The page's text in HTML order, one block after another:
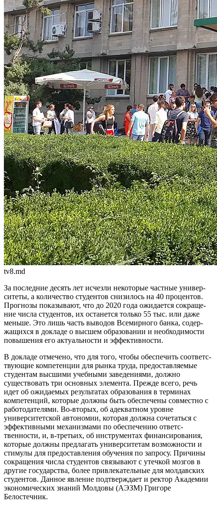
tv8.md
За последние десять лет исчез­ли некоторые частные универ­
ситеты, а количество студентов снизилось на 40 процентов.
Прогнозы показывают, что до 2020 года ожидается сокраще­
ние числа студентов, их оста­нется только 55 тыс. или даже
меньше. Это лишь часть выво­дов Всемирного банка, содер­
жащихся в докладе о высшем образовании и необходимости
повышения его актуальности и эффективности.
В докладе отмечено, что для того, чтобы обеспечить соответс­
твующие компетенции для рынка труда, предоставляемые
студен­там высшими учебными заведе­ниями, должно
существовать три основных элемента. Прежде все­го, речь
идет об ожидаемых ре­зультатах образования в терми­нах
компетенций, которые долж­ны быть обеспечены совместно с
работодателями. Во-вторых, об адекватном уровне
университет­ской автономии, которая должна сочетаться с
эффективными меха­низмами по обеспечению ответс­
твенности, и, в-третьих, об инс­трументах финансирования,
кото­рые должны предлагать универси­тетам возможности и
стимулы для предоставления обучения по за­просу. Причины
сокращения чис­ла студентов связывают с утечкой мозгов в
другие государства, бо­лее привлекательные для молдав­ских
студентов. Данное явление подтверждает и ректор Академии
экономических знаний Молдовы (АЭЗМ) Григоре
Белостечник.